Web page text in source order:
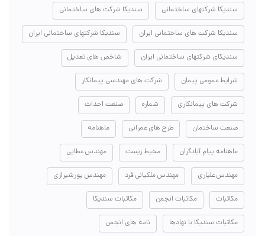
سندیکا شرکتهای ساختمانی سندیکا شرکت های ساختمانی
سندیکا شرکت های ساختمانی ایران سندیکا شرکتهای ساختمانی ایران
سندیکای شرکتهای ساختمانی ایران شاخص های تعدیل
شرایط عمومی پیمان شرکت های مهندسی پیمانکار
شرکت های پیمانکاری شماره صنعت احداث
صنعت ساختمان طرح های عمرانی ماهنامه
ماهنامه پیام آبادگران محیط زیست مهندس عطایی
مهندس علیاری مهندس ملکیانی فرد مهندس پورشیرازی
مکاتبات مکاتبات انجمن مکاتبات سندیکا
مکاتبات سندیکا با نهادها نامه های انجمن